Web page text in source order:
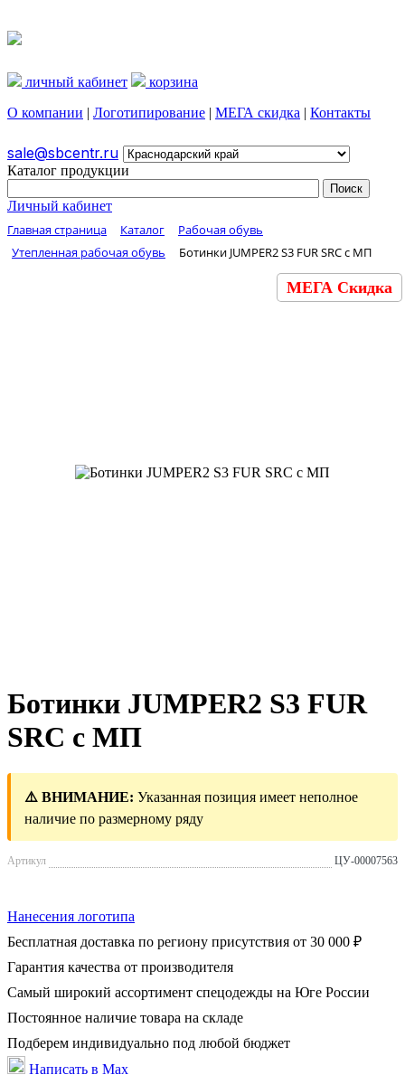
личный кабинет
корзина
О компании | Логотипирование | МЕГА скидка | Контакты
sale@sbcentr.ru
Каталог продукции
Личный кабинет
Главная страница Каталог
Рабочая обувь
Утепленная рабочая обувь
Ботинки JUMPER2 S3 FUR SRC с МП
МЕГА Скидка
Ботинки JUMPER2 S3 FUR
SRC с МП
⚠️ ВНИМАНИЕ: Указанная позиция имеет неполное
наличие по размерному ряду
Артикул ЦУ-00007563
Нанесения логотипа
Бесплатная доставка по региону присутствия от 30 000 ₽
Гарантия качества от производителя
Самый широкий ассортимент спецодежды на Юге России
Постоянное наличие товара на складе
Подберем индивидуально под любой бюджет
Написать в Max